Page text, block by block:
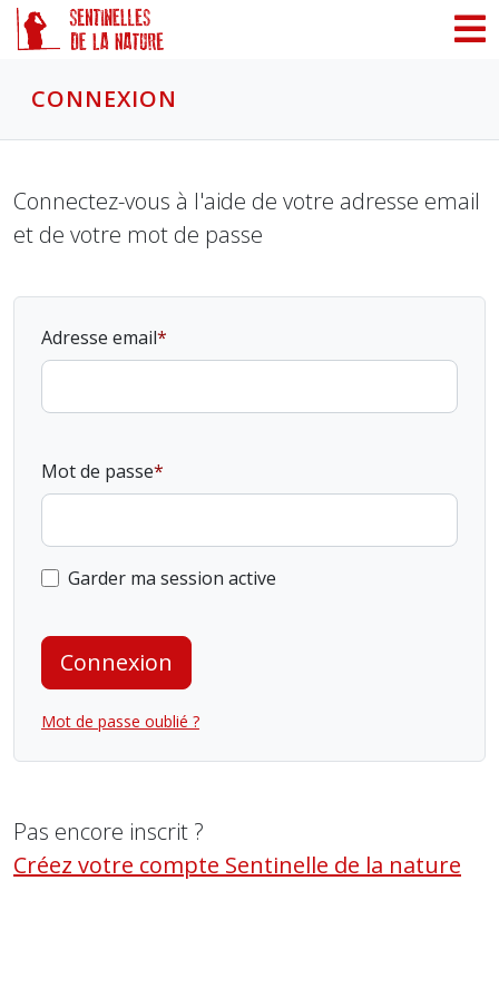
CONNEXION
Connectez-vous à l'aide de votre adresse email
et de votre mot de passe
Adresse email
Mot de passe
Garder ma session active
Connexion
Mot de passe oublié ?
Pas encore inscrit ?
Créez votre compte Sentinelle de la nature
Panneau de gestion des cookies